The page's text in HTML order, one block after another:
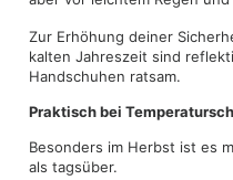
Zur Erhöhung deiner
kalten Jahreszeit sind
Handschuhen ratsam.
Praktisch bei
Besonders im Herbst ist es
als tagsüber.